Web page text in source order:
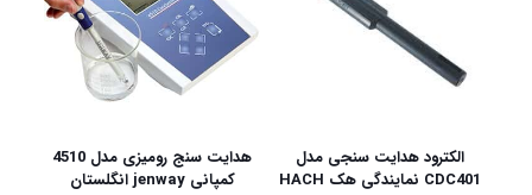
الکترود هدایت سنجی مدل
CDC401 نمایندگی هک HACH
هدایت سنج رومیزی مدل 4510
کمپانی jenway انگلستان